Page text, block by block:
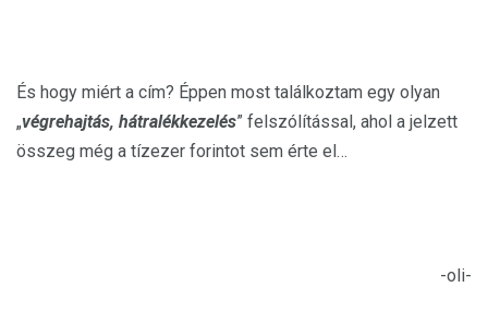
És hogy miért a cím? Éppen most találkoztam egy olyan
„végrehajtás, hátralékkezelés” felszólítással, ahol a jelzett
összeg még a tízezer forintot sem érte el…
-oli-